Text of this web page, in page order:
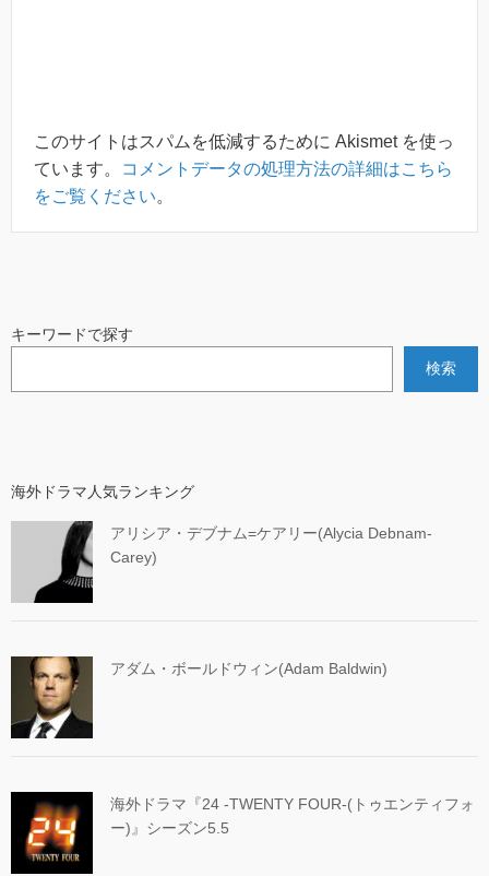
このサイトはスパムを低減するために Akismet を使っ
ています。
コメントデータの処理方法の詳細はこちら
をご覧ください。
キーワードで探す
検索
海外ドラマ人気ランキング
アリシア・デブナム=ケアリー(Alycia Debnam-
Carey)
アダム・ボールドウィン(Adam Baldwin)
海外ドラマ『24 -TWENTY FOUR-(トゥエンティフォ
ー)』シーズン5.5